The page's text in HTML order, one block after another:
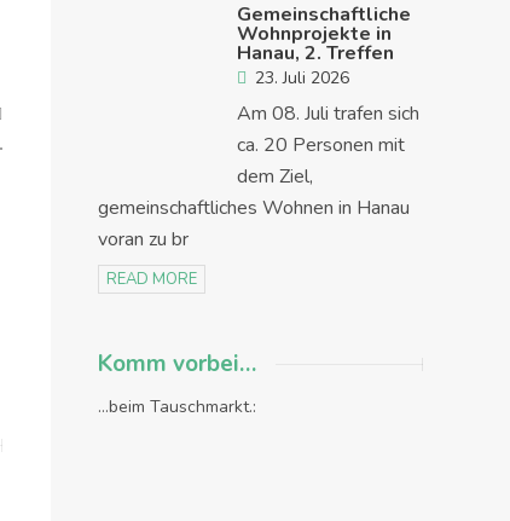
Gemeinschaftliche
Wohnprojekte in
Hanau, 2. Treffen
23. Juli 2026
Am 08. Juli trafen sich
ca. 20 Personen mit
dem Ziel,
gemeinschaftliches Wohnen in Hanau
voran zu br
READ MORE
Komm vorbei…
...beim Tauschmarkt.: